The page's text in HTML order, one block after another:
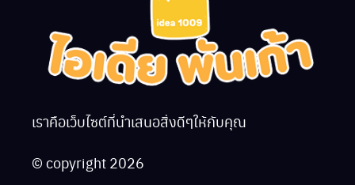
เราคือเว็บไซต์ที่นำเสนอสิ่งดีๆให้กับคุณ
© copyright 2026